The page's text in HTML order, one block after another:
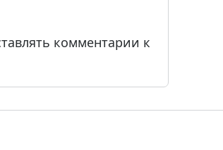
комментарии к